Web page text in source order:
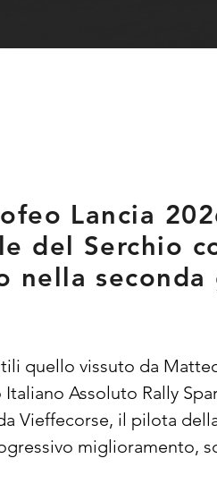
Lancia
del Serchio
nella seconda
quello vissuto da
Assoluto Rally
Vieffecorse, il pilota
miglioramento,